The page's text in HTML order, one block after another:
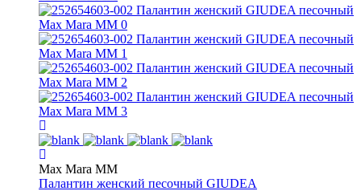
Max Mara MM
Палантин женский песочный GIUDEA